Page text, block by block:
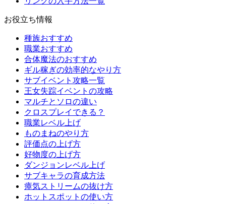
お役立ち情報
種族おすすめ
職業おすすめ
合体魔法のおすすめ
ギル稼ぎの効率的なやり方
サブイベント攻略一覧
王女失踪イベントの攻略
マルチとソロの違い
クロスプレイできる？
職業レベル上げ
ものまねのやり方
評価点の上げ方
好物度の上げ方
ダンジョンレベル上げ
サブキャラの育成方法
瘴気ストリームの抜け方
ホットスポットの使い方